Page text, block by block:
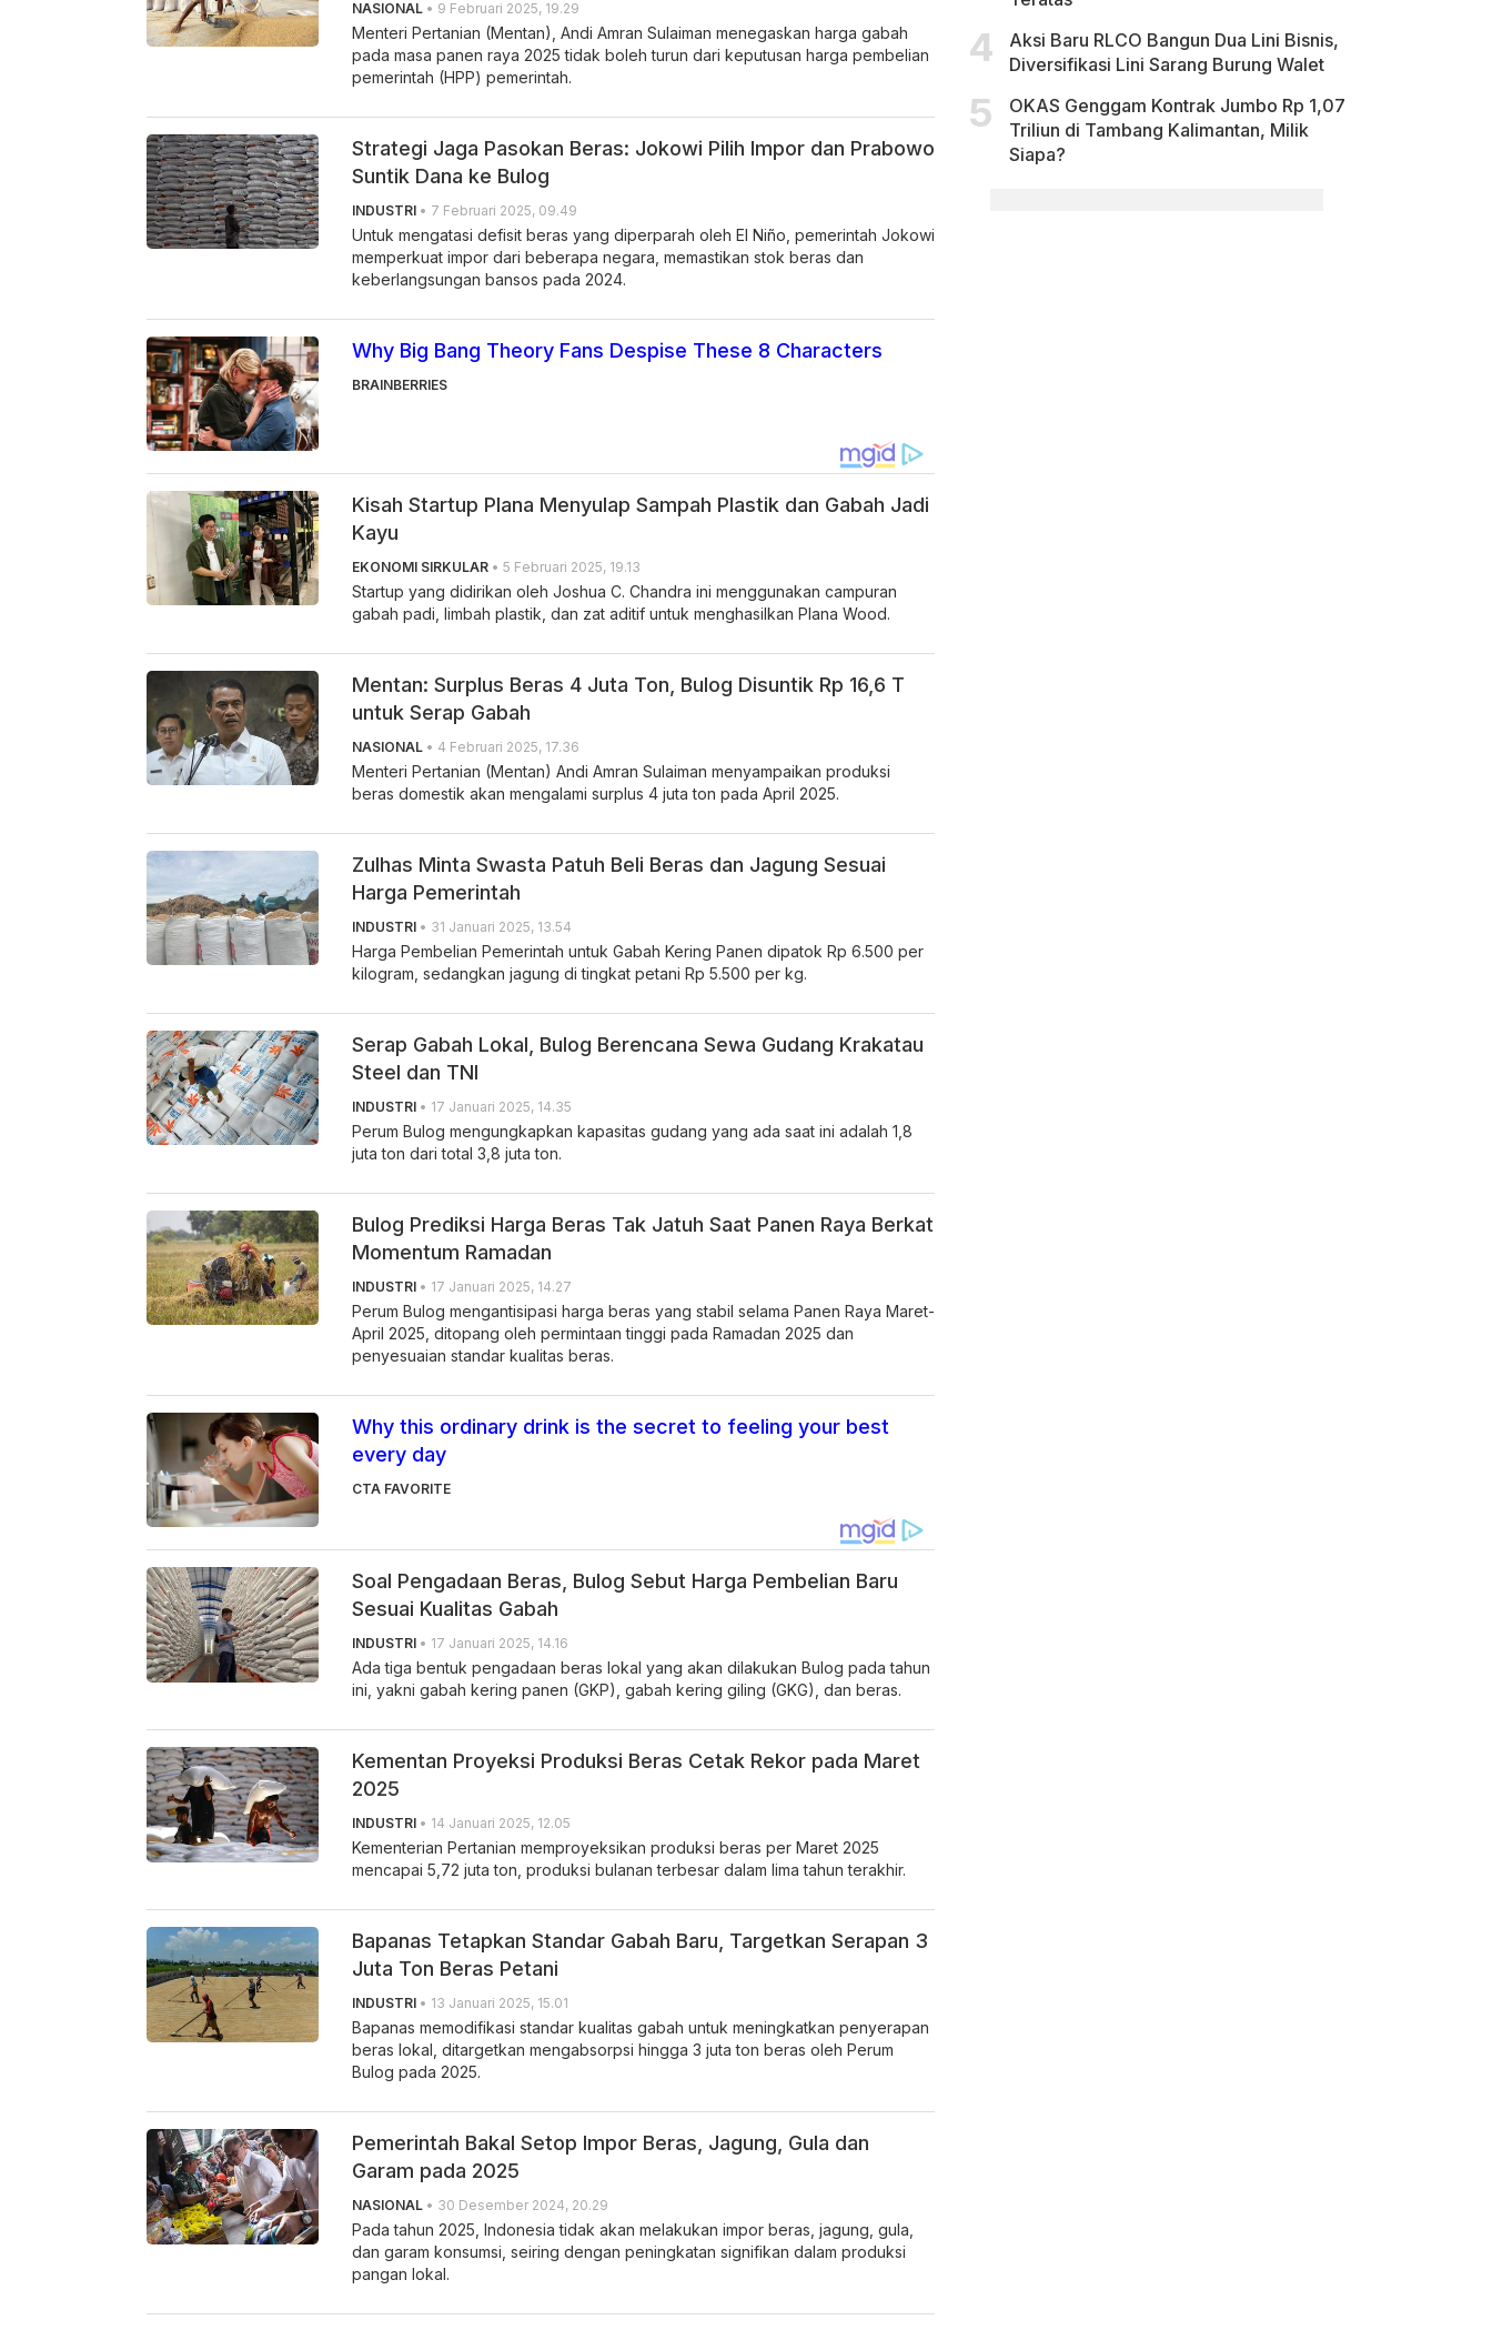
NASIONAL • 9 Februari 2025, 19.29
Menteri Pertanian (Mentan), Andi Amran Sulaiman menegaskan harga gabah
pada masa panen raya 2025 tidak boleh turun dari keputusan harga pembelian
pemerintah (HPP) pemerintah.
Strategi Jaga Pasokan Beras: Jokowi Pilih Impor dan Prabowo
Suntik Dana ke Bulog
INDUSTRI • 7 Februari 2025, 09.49
Untuk mengatasi defisit beras yang diperparah oleh El Niño, pemerintah Jokowi
memperkuat impor dari beberapa negara, memastikan stok beras dan
keberlangsungan bansos pada 2024.
Why Big Bang Theory Fans Despise These 8 Characters
BRAINBERRIES
Kisah Startup Plana Menyulap Sampah Plastik dan Gabah Jadi
Kayu
EKONOMI SIRKULAR • 5 Februari 2025, 19.13
Startup yang didirikan oleh Joshua C. Chandra ini menggunakan campuran
gabah padi, limbah plastik, dan zat aditif untuk menghasilkan Plana Wood.
Mentan: Surplus Beras 4 Juta Ton, Bulog Disuntik Rp 16,6 T
untuk Serap Gabah
NASIONAL • 4 Februari 2025, 17.36
Menteri Pertanian (Mentan) Andi Amran Sulaiman menyampaikan produksi
beras domestik akan mengalami surplus 4 juta ton pada April 2025.
Zulhas Minta Swasta Patuh Beli Beras dan Jagung Sesuai
Harga Pemerintah
INDUSTRI • 31 Januari 2025, 13.54
Harga Pembelian Pemerintah untuk Gabah Kering Panen dipatok Rp 6.500 per
kilogram, sedangkan jagung di tingkat petani Rp 5.500 per kg.
Serap Gabah Lokal, Bulog Berencana Sewa Gudang Krakatau
Steel dan TNI
INDUSTRI • 17 Januari 2025, 14.35
Perum Bulog mengungkapkan kapasitas gudang yang ada saat ini adalah 1,8
juta ton dari total 3,8 juta ton.
Bulog Prediksi Harga Beras Tak Jatuh Saat Panen Raya Berkat
Momentum Ramadan
INDUSTRI • 17 Januari 2025, 14.27
Perum Bulog mengantisipasi harga beras yang stabil selama Panen Raya Maret-
April 2025, ditopang oleh permintaan tinggi pada Ramadan 2025 dan
penyesuaian standar kualitas beras.
Why this ordinary drink is the secret to feeling your best
every day
CTA FAVORITE
Soal Pengadaan Beras, Bulog Sebut Harga Pembelian Baru
Sesuai Kualitas Gabah
INDUSTRI • 17 Januari 2025, 14.16
Ada tiga bentuk pengadaan beras lokal yang akan dilakukan Bulog pada tahun
ini, yakni gabah kering panen (GKP), gabah kering giling (GKG), dan beras.
Kementan Proyeksi Produksi Beras Cetak Rekor pada Maret
2025
INDUSTRI • 14 Januari 2025, 12.05
Kementerian Pertanian memproyeksikan produksi beras per Maret 2025
mencapai 5,72 juta ton, produksi bulanan terbesar dalam lima tahun terakhir.
Bapanas Tetapkan Standar Gabah Baru, Targetkan Serapan 3
Juta Ton Beras Petani
INDUSTRI • 13 Januari 2025, 15.01
Bapanas memodifikasi standar kualitas gabah untuk meningkatkan penyerapan
beras lokal, ditargetkan mengabsorpsi hingga 3 juta ton beras oleh Perum
Bulog pada 2025.
Pemerintah Bakal Setop Impor Beras, Jagung, Gula dan
Garam pada 2025
NASIONAL • 30 Desember 2024, 20.29
Pada tahun 2025, Indonesia tidak akan melakukan impor beras, jagung, gula,
dan garam konsumsi, seiring dengan peningkatan signifikan dalam produksi
pangan lokal.
Aksi Baru RLCO Bangun Dua Lini Bisnis,
Diversifikasi Lini Sarang Burung Walet
OKAS Genggam Kontrak Jumbo Rp 1,07
Triliun di Tambang Kalimantan, Milik
Siapa?